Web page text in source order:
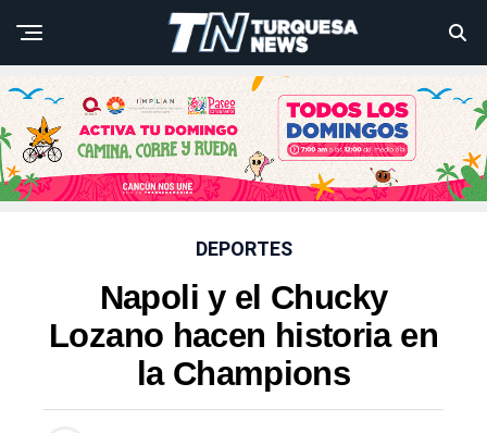
DEPORTES
Napoli y el Chucky
Lozano hacen historia en
la Champions